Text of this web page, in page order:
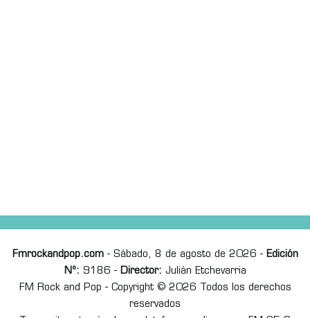
Fmrockandpop.com- Sábado, 8 de agosto de 2026 - Edición
Nº: 9186 - Director: Julián Etchevarria
FM Rock and Pop - Copyright © 2026 Todos los derechos
reservados